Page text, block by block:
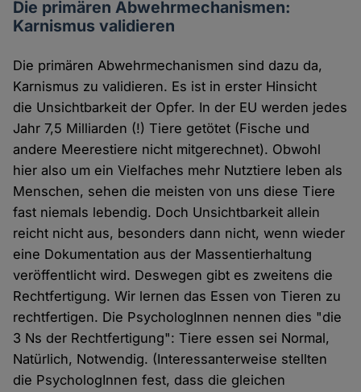
Die primären Abwehrmechanismen:
Karnismus validieren
Die primären Abwehrmechanismen sind dazu da,
Karnismus zu validieren. Es ist in erster Hinsicht
die Unsichtbarkeit der Opfer. In der EU werden jedes
Jahr 7,5 Milliarden (!) Tiere getötet (Fische und
andere Meerestiere nicht mitgerechnet). Obwohl
hier also um ein Vielfaches mehr Nutztiere leben als
Menschen, sehen die meisten von uns diese Tiere
fast niemals lebendig. Doch Unsichtbarkeit allein
reicht nicht aus, besonders dann nicht, wenn wieder
eine Dokumentation aus der Massentierhaltung
veröffentlicht wird. Deswegen gibt es zweitens die
Rechtfertigung. Wir lernen das Essen von Tieren zu
rechtfertigen. Die PsychologInnen nennen dies "die
3 Ns der Rechtfertigung": Tiere essen sei Normal,
Natürlich, Notwendig. (Interessanterweise stellten
die PsychologInnen fest, dass die gleichen